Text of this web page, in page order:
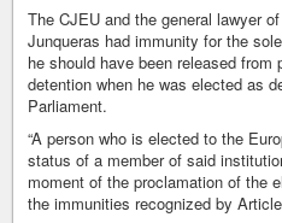
The CJEU and the general lawyer
Junqueras had immunity for the
he should have been released from
detention when he was elected as
Parliament.
“A person who is elected to the
status of a member of said
moment of the proclamation of the
the immunities recognized by